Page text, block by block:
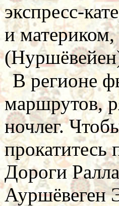
экспресс-
и
В регионе
маршрутов,
ночлег.
прокатитесь
Дороги
Ауршёвеген